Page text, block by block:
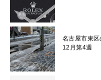
名古屋市東
12月第4週